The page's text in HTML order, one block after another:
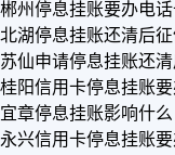
郴州停息挂账要办电
北湖停息挂账还清后
苏仙申请停息挂账还
桂阳信用卡停息挂账
宜章停息挂账影响什么
永兴信用卡停息挂账